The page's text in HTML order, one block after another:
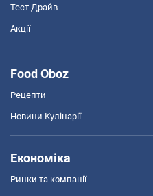
Тест Драйв
Акції
Food Oboz
Рецепти
Новини Кулінарії
Економіка
Ринки та компанії